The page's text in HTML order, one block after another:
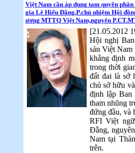
Việt Nam cần áp dụng tam quyền
gia Lê Hiếu Đằng,P.chủ nhiệm Hội
ương MTTQ Việt Nam,nguyên
[21.05.2012
Hội nghị
sản Việt
khẳng định
trong thời
đất đai là sở
chủ sở hữu
định lập Ban
tham nhũng
đứng đầu, và
RFI Việt
Đằng,
Nam tại
trên.